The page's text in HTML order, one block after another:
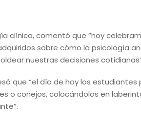
clínica, comentó que “hoy
sobre cómo la psicología
nuestras decisiones
que “el día de hoy los
o conejos, colocándolos en